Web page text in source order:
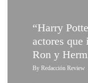
“Harry
actores que
Ron y
By Redacción Review